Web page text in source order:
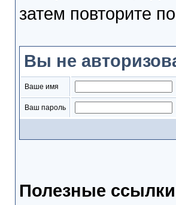
затем повторите
Вы не
Ваше имя
Ваш пароль
Полезные ссылки